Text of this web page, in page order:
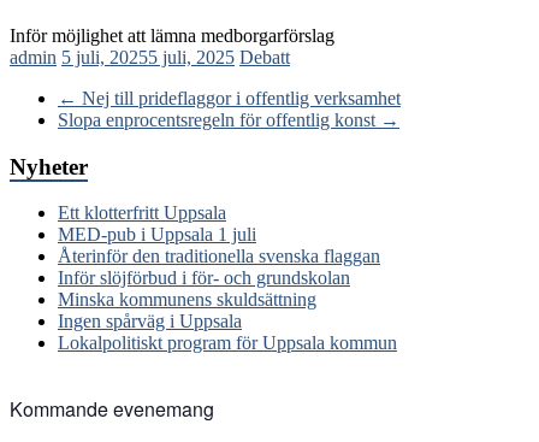
Inför möjlighet att lämna medborgarförslag
admin 5 juli, 20255 juli, 2025 Debatt
← Nej till prideflaggor i offentlig verksamhet
Slopa enprocentsregeln för offentlig konst →
Nyheter
Ett klotterfritt Uppsala
MED-pub i Uppsala 1 juli
Återinför den traditionella svenska flaggan
Inför slöjförbud i för- och grundskolan
Minska kommunens skuldsättning
Ingen spårväg i Uppsala
Lokalpolitiskt program för Uppsala kommun
Kommande evenemang